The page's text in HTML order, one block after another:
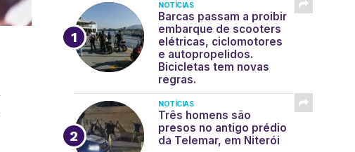
NOTÍCIAS
Barcas passam a proibir
embarque de scooters
elétricas, ciclomotores
e autopropelidos.
Bicicletas tem novas
regras.
NOTÍCIAS
Três homens são
presos no antigo prédio
da Telemar, em Niterói